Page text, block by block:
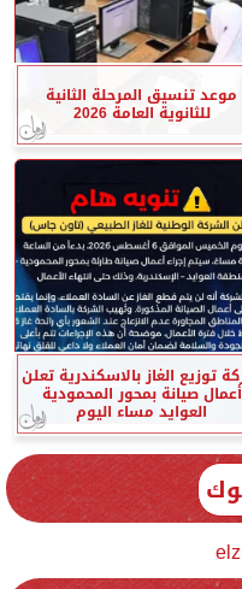
موعد تنسيق المرحلة الثانية
للثانوية العامة 2026
توزيع الغاز بالاسكندرية تعلن
أعمال صيانة بمحور المحمودية
العوايد مساء اليوم